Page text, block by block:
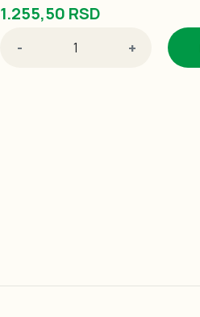
1.255,50 RSD
- +